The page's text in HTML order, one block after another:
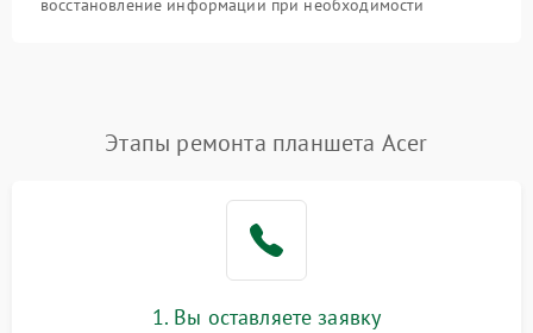
восстановление информации при необходимости
Этапы ремонта планшета Acer
1. Вы оставляете заявку